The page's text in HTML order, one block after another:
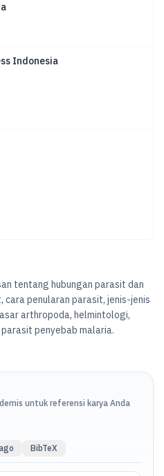
Indonesia
tentang hubungan parasit dan
cara penularan parasit, jenis-jenis
arthropoda, helmintologi,
penyebab malaria.
untuk referensi karya Anda
BibTeX